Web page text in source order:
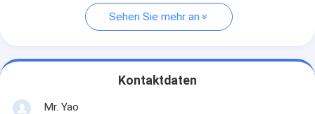
Sehen Sie mehr an
Kontaktdaten
Mr. Yao